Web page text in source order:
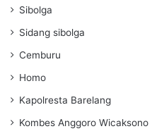
Sibolga
Sidang sibolga
Cemburu
Homo
Kapolresta Barelang
Kombes Anggoro Wicaksono